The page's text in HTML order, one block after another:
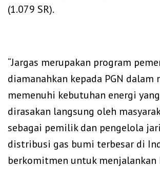
(1.079 SR).
‎“Jargas merupakan program
diamanahkan kepada PGN dalam
memenuhi kebutuhan energi
dirasakan langsung oleh
sebagai pemilik dan pengelola
distribusi gas bumi terbesar di
berkomitmen untuk menjalankan